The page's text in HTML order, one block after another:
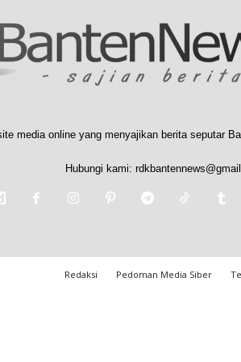
media online yang menyajikan berita seputar
Hubungi kami:
Redaksi Pedoman Media Siber